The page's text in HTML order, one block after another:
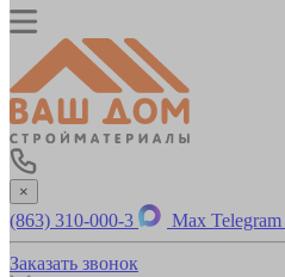
×
(863) 310-000-3 Max Telegram
Заказать звонок